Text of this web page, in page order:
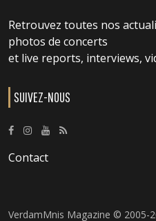
Retrouvez toutes nos
photos de concerts
et live reports, interviews,
SUIVEZ-NOUS
Contact
VerdamMnis Magazine © 2005-